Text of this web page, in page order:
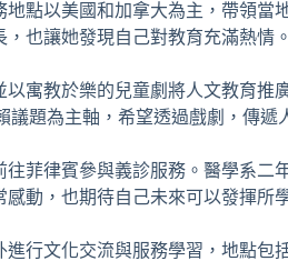
點以美國和加拿大為主，帶領
也讓她發現自己對教育充滿熱情。
寓教於樂的兒童劇將人文教育
題為主軸，希望透過戲劇，傳遞
菲律賓參與義診服務。醫學系
動，也期待自己未來可以發揮所
行文化交流與服務學習，地點